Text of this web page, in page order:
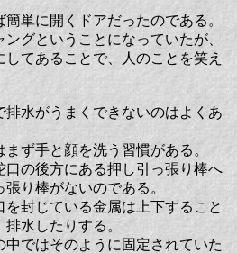
単に開くドアだったのである。
グということになっていたが、
てあることで、人のことを笑え
水がうまくできないのはよくあ
ず手と顔を洗う習慣がある。
口の後方にある押し引っ張り棒へ
り棒がないのである。
封じている金属は上下すること
水したりする。
ではそのように固定されていた